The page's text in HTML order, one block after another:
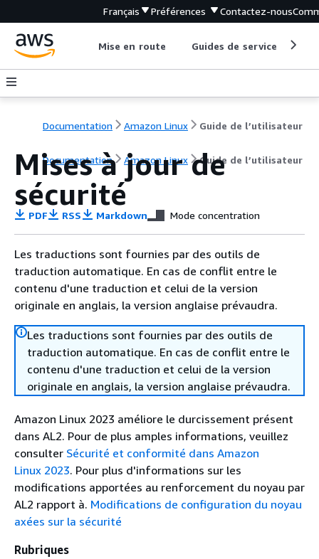
Français Préférences Contactez-nous
Mise en route Guides de service
Documentation Amazon Linux Guide de l’utilisateur
Documentation Amazon Linux Guide de l’utilisateur
Mises à jour de
sécurité
PDF RSS Markdown Mode concentration
Les traductions sont fournies par des outils de
traduction automatique. En cas de conflit entre le
contenu d'une traduction et celui de la version
originale en anglais, la version anglaise prévaudra.
Les traductions sont fournies par des outils de
traduction automatique. En cas de conflit entre le
contenu d'une traduction et celui de la version
originale en anglais, la version anglaise prévaudra.
Amazon Linux 2023 améliore le durcissement présent
dans AL2. Pour de plus amples informations, veuillez
consulter Sécurité et conformité dans Amazon
Linux 2023. Pour plus d'informations sur les
modifications apportées au renforcement du noyau par
AL2 rapport à. Modifications de configuration du noyau
axées sur la sécurité
Rubriques